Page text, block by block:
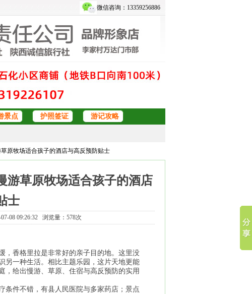
微信咨询：13359256886
景点 护照签证 游记攻略
原牧场适合孩子的酒店与高反预防贴士
游草原牧场适合孩子的酒店
士
08 09:26:32 浏览量：578次
，香格里拉是非常好的亲子目的地。这里没
另一种生活。相比主题乐园，这片天地更能
，给出慢游、草原、住宿与高反预防的实用
条件不错，有县人民医院与多家药店；景点